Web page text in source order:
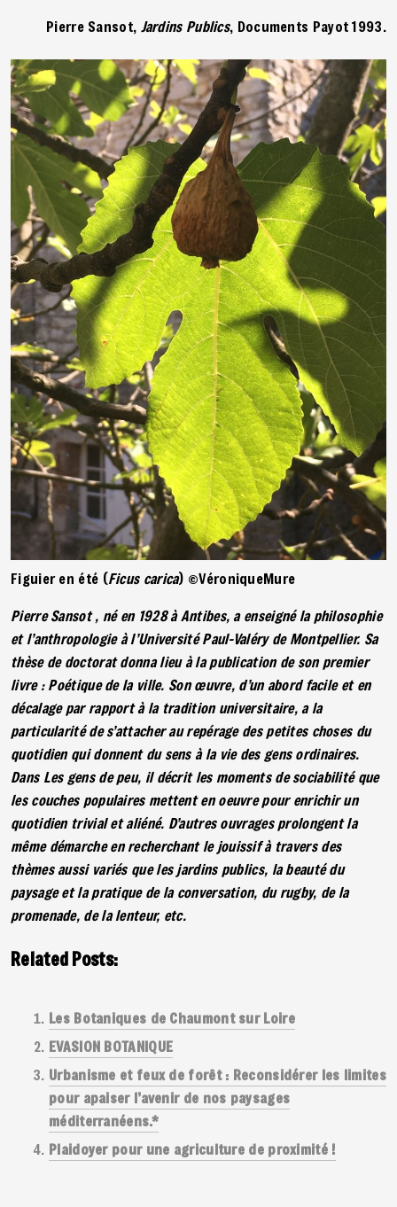
Pierre Sansot, Jardins Publics, Documents Payot 1993.
Figuier en été (Ficus carica) ©VéroniqueMure
Pierre Sansot , né en 1928 à Antibes, a enseigné la philosophie
et l’anthropologie à l’Université Paul-Valéry de Montpellier. Sa
thèse de doctorat donna lieu à la publication de son premier
livre : Poétique de la ville. Son œuvre, d’un abord facile et en
décalage par rapport à la tradition universitaire, a la
particularité de s’attacher au repérage des petites choses du
quotidien qui donnent du sens à la vie des gens ordinaires.
Dans Les gens de peu, il décrit les moments de sociabilité que
les couches populaires mettent en oeuvre pour enrichir un
quotidien trivial et aliéné. D’autres ouvrages prolongent la
même démarche en recherchant le jouissif à travers des
thèmes aussi variés que les jardins publics, la beauté du
paysage et la pratique de la conversation, du rugby, de la
promenade, de la lenteur, etc.
Related Posts:
Les Botaniques de Chaumont sur Loire
EVASION BOTANIQUE
Urbanisme et feux de forêt : Reconsidérer les limites
pour apaiser l’avenir de nos paysages
méditerranéens.*
Plaidoyer pour une agriculture de proximité !